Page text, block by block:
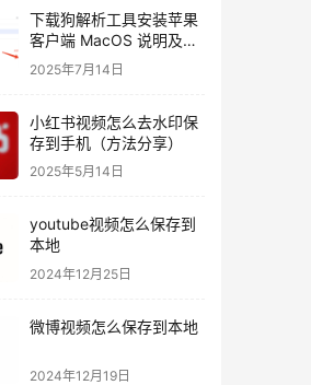
下载狗解析工具安装苹果
客户端 MacOS 说明及方
法
2025年7月14日
小红书视频怎么去水印保
存到手机（方法分享）
2025年5月14日
youtube视频怎么保存到
本地
2024年12月25日
微博视频怎么保存到本地
2024年12月19日